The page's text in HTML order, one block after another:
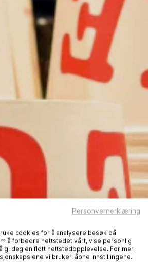
Personvernerklæring
cookies for å analysere besøk på
å forbedre nettstedet vårt, vise personlig
gi deg en flott nettstedopplevelse. For mer
vi bruker, åpne innstillingene.